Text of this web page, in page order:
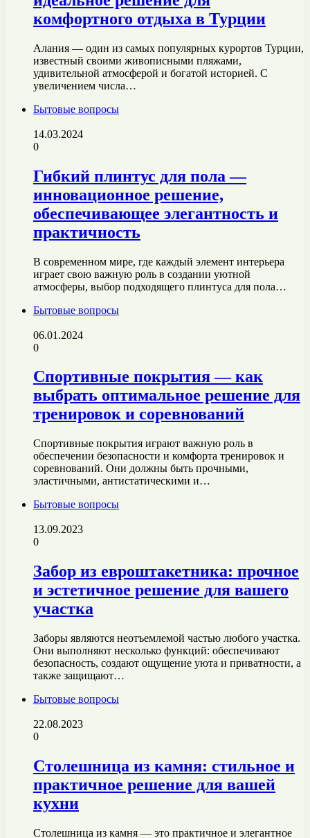
комфортного отдыха в Турции
Алания — один из самых популярных курортов Турции,
известный своими живописными пляжами,
удивительной атмосферой и богатой историей. С
увеличением числа…
Бытовые вопросы
14.03.2024
0
Гибкий плинтус для пола —
инновационное решение,
обеспечивающее элегантность и
практичность
В современном мире, где каждый элемент интерьера
играет свою важную роль в создании уютной
атмосферы, выбор подходящего плинтуса для пола…
Бытовые вопросы
06.01.2024
0
Спортивные покрытия — как
выбрать оптимальное решение для
тренировок и соревнований
Спортивные покрытия играют важную роль в
обеспечении безопасности и комфорта тренировок и
соревнований. Они должны быть прочными,
эластичными, антистатическими и…
Бытовые вопросы
13.09.2023
0
Забор из евроштакетника: прочное
и эстетичное решение для вашего
участка
Заборы являются неотъемлемой частью любого участка.
Они выполняют несколько функций: обеспечивают
безопасность, создают ощущение уюта и приватности, а
также защищают…
Бытовые вопросы
22.08.2023
0
Столешница из камня: стильное и
практичное решение для вашей
кухни
Столешница из камня — это практичное и элегантное